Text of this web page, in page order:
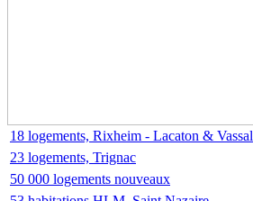
18 logements, Rixheim - Lacaton & Vassal
23 logements, Trignac
50 000 logements nouveaux